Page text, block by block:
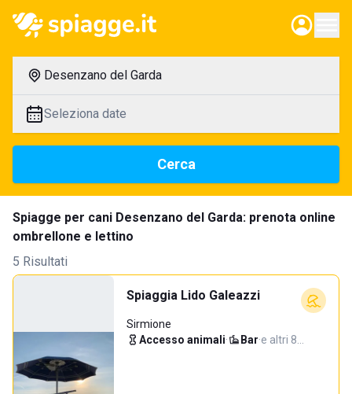
Desenzano del Garda
Seleziona date
Cerca
Spiagge per cani Desenzano del Garda: prenota online
ombrellone e lettino
5 Risultati
Spiaggia Lido Galeazzi
Sirmione
Accesso animali· Bar·e altri 8…